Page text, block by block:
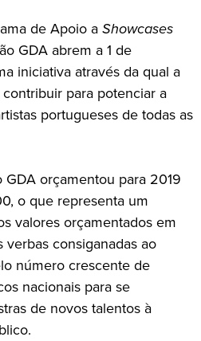
de Apoio aShowcases
GDA abrem a 1 de
iniciativa através da qual a
para potenciar a
portugueses de todas as
orçamentou para 2019
o que representa um
valores orçamentados em
verbas consiganadas ao
número crescente de
nacionais para se
de novos talentos à